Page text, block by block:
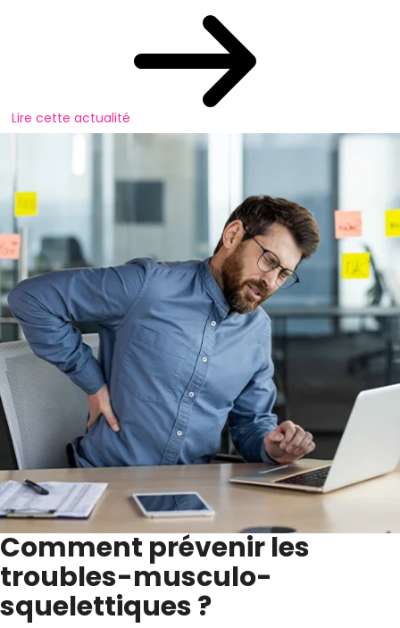
Lire cette actualité
Comment prévenir les
troubles-musculo-
squelettiques ?